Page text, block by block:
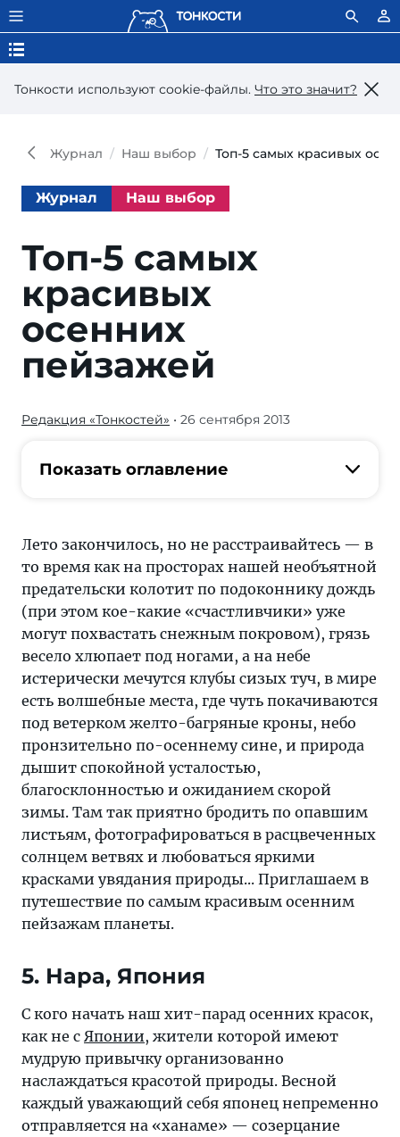
Тонкости используют сookie-файлы. Что это значит?
Журнал Наш выбор Топ-5 самых красивых
Журнал Наш выбор
Топ-5 самых
красивых
осенних
пейзажей
Журнал/
самых
яркие
идеи
путешествий
туризма».
подборки
о
страницах
«Тонкостей».
Редакция «Тонкостей» • 26 сентября 2013
Показать оглавление
Лето закончилось, но не расстраивайтесь — в
то время как на просторах нашей необъятной
предательски колотит по подоконнику дождь
(при этом кое-какие «счастливчики» уже
могут похвастать снежным покровом), грязь
весело хлюпает под ногами, а на небе
истерически мечутся клубы сизых туч, в мире
есть волшебные места, где чуть покачиваются
под ветерком желто-багряные кроны, небо
пронзительно по-осеннему сине, и природа
дышит спокойной усталостью,
благосклонностью и ожиданием скорой
зимы. Там так приятно бродить по опавшим
листьям, фотографироваться в расцвеченных
солнцем ветвях и любоваться яркими
красками увядания природы... Приглашаем в
путешествие по самым красивым осенним
пейзажам планеты.
5. Нара, Япония
С кого начать наш хит-парад осенних красок,
как не с Японии, жители которой имеют
мудрую привычку организованно
наслаждаться красотой природы. Весной
каждый уважающий себя японец непременно
отправляется на «ханаме» — созерцание